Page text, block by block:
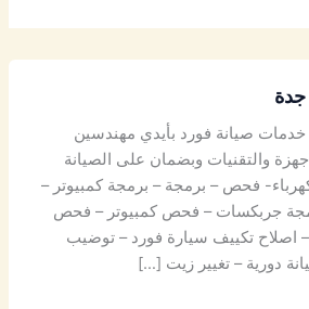
صيانة فورد بأيدي مهندسين
والتقنيات وبضمان على الصيانة
فحص – برمجة – برمجة كمبيوتر –
جربكسات – فحص كمبيوتر – فحص
اصلاح تكييف سيارة فورد – توضيب
دورية – تغيير زيت […]